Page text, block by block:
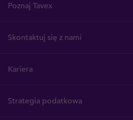
Poznaj Tavex
Skontaktuj się z nami
Kariera
Strategia podatkowa